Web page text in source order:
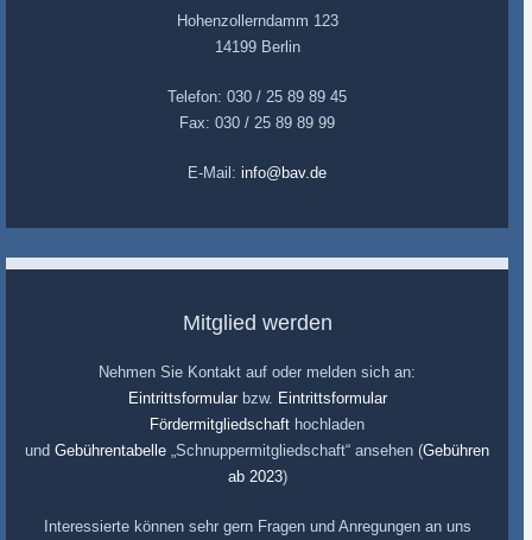
Hohenzollerndamm 123
14199 Berlin
Telefon: 030 / 25 89 89 45
Fax: 030 / 25 89 89 99
E-Mail: info@bav.de
Mitglied werden
Nehmen Sie Kontakt auf oder melden sich an:
Eintrittsformularbzw. Eintrittsformular
Fördermitgliedschaft hochladen
und Gebührentabelle „Schnuppermitgliedschaft“ ansehen (Gebühren
ab 2023)
Interessierte können sehr gern Fragen und Anregungen an uns